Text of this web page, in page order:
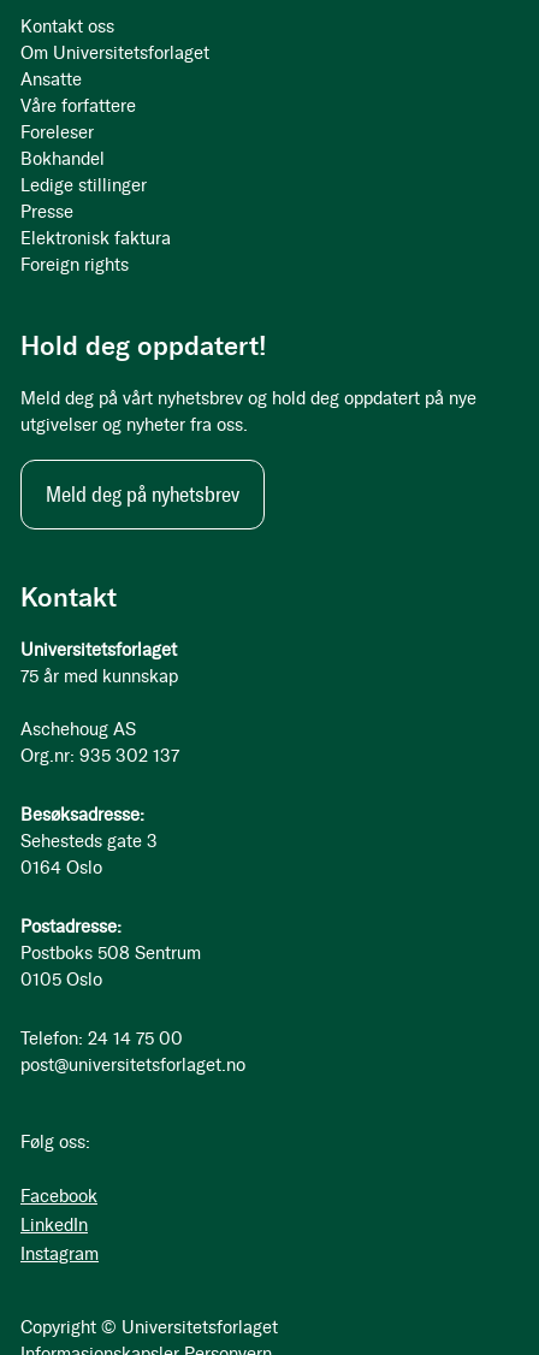
Kontakt
Universitetsforlaget
75 år med kunnskap
Aschehoug AS
Org.nr: 935 302 137
Besøksadresse:
Sehesteds gate 3
0164 Oslo
Postadresse:
Postboks 508 Sentrum
0105 Oslo
Telefon: 24 14 75 00
post@universitetsforlaget.no
Følg oss:
Facebook
LinkedIn
Instagram
Copyright © Universitetsforlaget
Kontakt oss
Om Universitetsforlaget
Ansatte
Våre forfattere
Foreleser
Bokhandel
Ledige stillinger
Presse
Elektronisk faktura
Foreign rights
Hold deg oppdatert!
Meld deg på vårt nyhetsbrev og hold deg oppdatert på nye
utgivelser og nyheter fra oss.
Meld deg på nyhetsbrev